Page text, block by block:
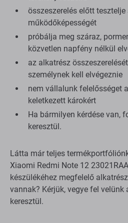
összeszerelés előtt
működőképességét
próbálja meg száraz,
közvetlen napfény nélkül
az alkatrész
személynek kell elvégeznie
nem vállalunk felelősséget
keletkezett károkért
Ha bármilyen kérdése van,
keresztül.
Látta már teljes
Xiaomi Redmi Note 12
készülékéhez megfelelő
vannak? Kérjük, vegye fel velünk
keresztül.